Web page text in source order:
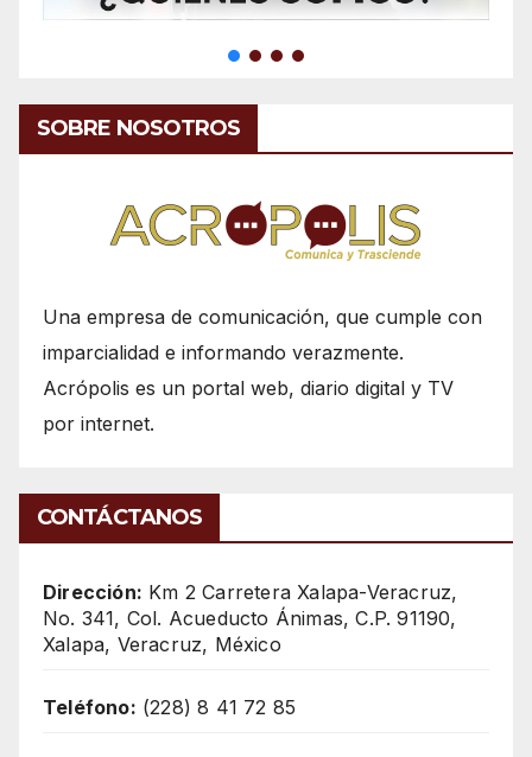
SOBRE NOSOTROS
Una empresa de comunicación, que cumple con
imparcialidad e informando verazmente.
Acrópolis es un portal web, diario digital y TV
por internet.
CONTÁCTANOS
Dirección: Km 2 Carretera Xalapa-Veracruz,
No. 341, Col. Acueducto Ánimas, C.P. 91190,
Xalapa, Veracruz, México
Teléfono: (228) 8 41 72 85